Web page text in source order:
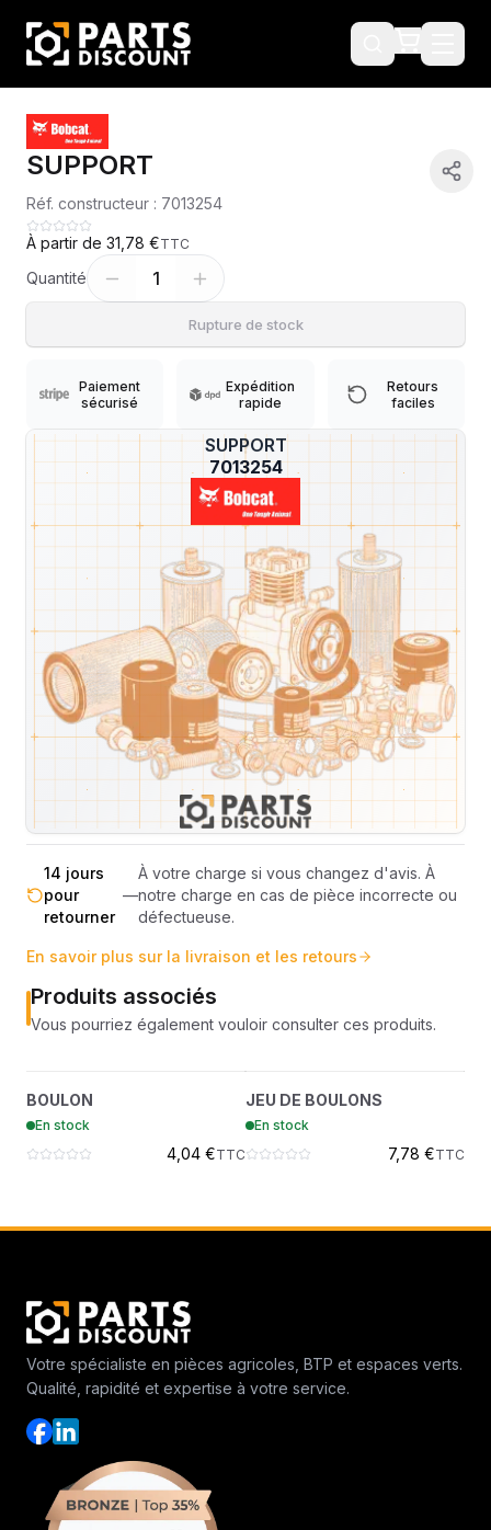
?
SUPPORT
7013254
SUPPORT
Réf. constructeur : 7013254
À partir de 31,78 €TTC
Quantité 1
Rupture de stock
Paiement
sécurisé
Expédition
rapide
Retours
faciles
Machines compatibles
Expédition et Retours
sous 48-
72h
—
Sous réserve de disponibilité des stocks.
Livraison estimée 24h/48h par les
transporteurs.
France
métropolitaine
Livraison exclusivement en France
métropolitaine (hors Corse et DOM-
TOM).
totale
Pas de surprise : le coût exact est
calculé selon le poids et le volume de
votre commande avant paiement.
14 jours
pour
retourner
—
À votre charge si vous changez d'avis. À
notre charge en cas de pièce incorrecte ou
défectueuse.
En savoir plus sur la livraison et les retours
Produits associés
Vous pourriez également vouloir consulter ces produits.
BOULON
En stock
4,04 €TTC
?
7005129
JEU DE BOULONS
En stock
7,78 €TTC
Votre spécialiste en pièces agricoles, BTP et espaces verts.
Qualité, rapidité et expertise à votre service.